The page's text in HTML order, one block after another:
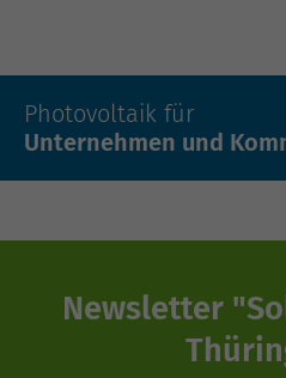
Photovoltaik für
Unternehmen und
Mehr
Newsletter